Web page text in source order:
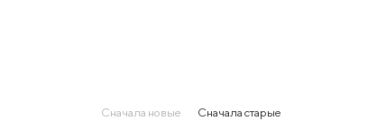
Сначала новые Сначала старые